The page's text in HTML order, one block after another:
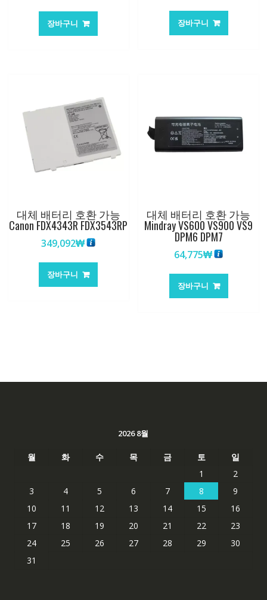
가
격:
장바구니 장바구니
대체 배터리 호환 가능
Canon FDX4343R FDX3543RP
349,092₩
장바구니
대체 배터리 호환 가능
Mindray VS600 VS900 VS9
DPM6 DPM7
64,775₩
장바구니
2026 8월
월 화 수 목 금 토
일
1
2
3
4 5 6 7 8
9
10
11 12 13 14 15
16
17
18 19 20 21 22
23
24
25 26 27 28 29
30
31